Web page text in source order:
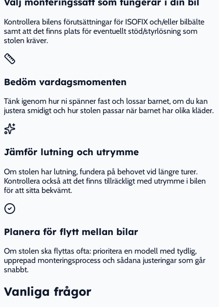
Kontrollera bilens förutsättningar för ISOFIX och/eller bilbälte
samt att det finns plats för eventuellt stöd/styrlösning som
stolen kräver.
Bedöm vardagsmomenten
Tänk igenom hur ni spänner fast och lossar barnet, om du kan
justera smidigt och hur stolen passar när barnet har olika kläder.
Jämför lutning och utrymme
Om stolen har lutning, fundera på behovet vid längre turer.
Kontrollera också att det finns tillräckligt med utrymme i bilen
för att sitta bekvämt.
Planera för flytt mellan bilar
Om stolen ska flyttas ofta: prioritera en modell med tydlig,
upprepad monteringsprocess och sådana justeringar som går
snabbt.
Vanliga frågor